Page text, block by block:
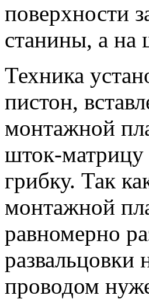
поверхности
станины, а на
Техника
пистон,
монтажной
шток-матрицу
грибку. Так
монтажной
равномерно
развальцовки
проводом